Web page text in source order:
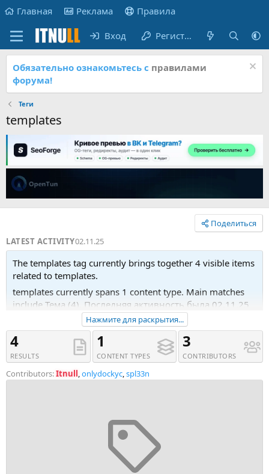
Главная Реклама Правила
Вход Регистрация
Обязательно ознакомьтесь с правилами
форума!
Теги
templates
Поделиться
LATEST ACTIVITY02.11.25
The templates tag currently brings together 4 visible items
related to templates.
templates currently spans 1 content type. Main matches
include Тема (4). Последняя активность была 02.11.25
Recent tagged content includes Тема 'Шаблоны
psd/pdf/cdr | Макеты | Мокапы документов
eu/usa/asia под Photoshop', Тема '[OzzModz] Thread
&amp;amp; Quick Reply Placeholders &amp;amp;
Нажмите для раскрытия...
4
RESULTS
1
CONTENT TYPES
3
CONTRIBUTORS
Contributors:Itnull ,onlydockyc,spl33n